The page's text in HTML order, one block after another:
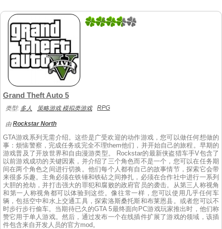
3
Grand Theft Auto 5
类型: 多人 策略游戏 模拟类游戏 RPG
由Rockstar North
GTA游戏系列无需介绍。这些是广受欢迎的动作游戏，您可以做任何想做的
事：烦恼警察，完成任务或完全不理them他们，并开始自己的旅程。早期的
游戏普及了开放世界和自由漫游类型。 Rockstar的最新侠盗猎车手V包含了
以前游戏成功的关键因素，并介绍了三个角色而不是一个，您可以在任务期
间在两个角色之间进行切换。他们每个人都有自己的故事情节，探索它会带
来很多乐趣。主角必须在铁锤和铁砧之间挣扎，必须在合作社中进行一系列
大胆的抢劫，并打击强大的罪犯和腐败的政府官员的袭击。从第三人称视角
和第一人称视角都可以体验到这些。像往常一样，您可以使用几乎任何车
辆，包括空中和水上交通工具，探索洛斯桑托斯和布莱恩县。或者您可以不
时步行步行偷车。当期待已久的GTA 5最终面向PC游戏玩家推出时，他们称
赞它用于单人游戏。然后，通过发布一个在线插件扩展了游戏的领域，该插
件包含来自开发人员的官方mod。